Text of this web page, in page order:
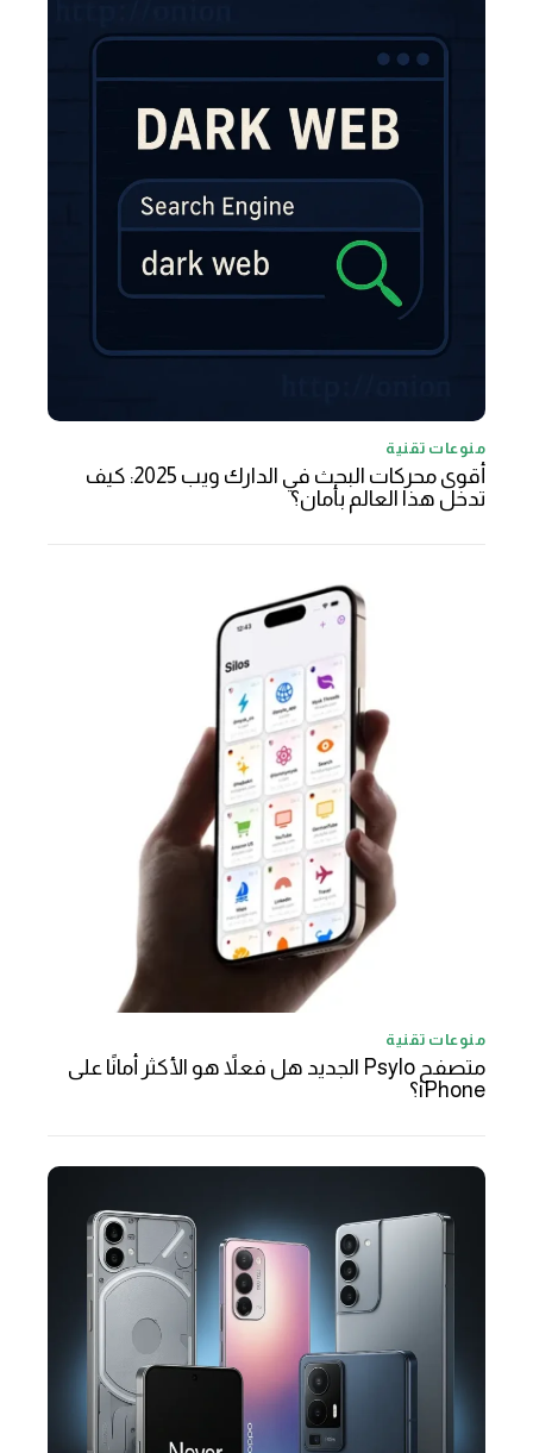
منوعات تقنية
أقوى محركات البحث في الدارك ويب 2025: كيف
تدخل هذا العالم بأمان؟
منوعات تقنية
متصفح Psylo الجديد هل فعلاً هو الأكثر أمانًا على
iPhone؟